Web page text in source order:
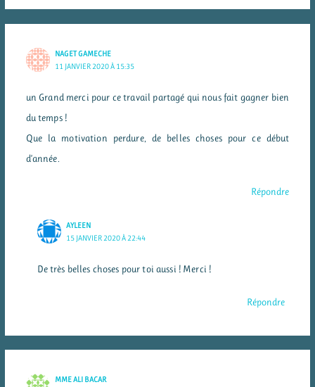
NAGET GAMECHE
11 JANVIER 2020 À 15:35
un Grand merci pour ce travail partagé qui nous fait gagner bien
du temps !
Que la motivation perdure, de belles choses pour ce début
d’année.
Répondre
AYLEEN
15 JANVIER 2020 À 22:44
De très belles choses pour toi aussi ! Merci !
Répondre
MME ALI BACAR